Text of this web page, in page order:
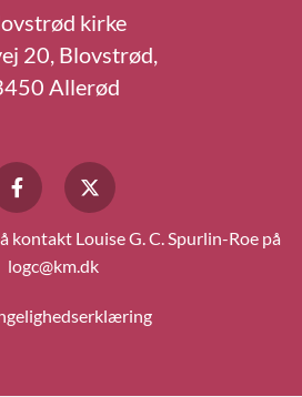
kirke
20, Blovstrød,
Allerød
kontakt Louise G. C. Spurlin-Roe på
logc@km.dk